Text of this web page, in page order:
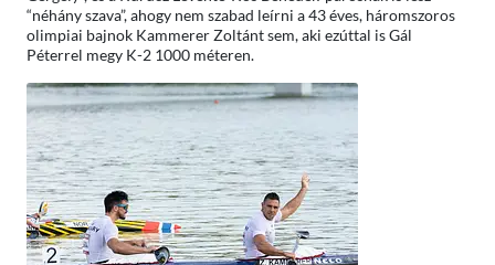
“néhány szava”, ahogy nem szabad leírni a 43 éves, háromszoros
olimpiai bajnok Kammerer Zoltánt sem, aki ezúttal is Gál
Péterrel megy K-2 1000 méteren.